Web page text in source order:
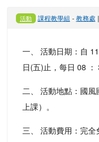
活動 課程教學組 - 教務處
一、 活動日期：自
日(五)止，每日 08 ：
二、 活動地點：國
上課）。
三、 活動費用：完全